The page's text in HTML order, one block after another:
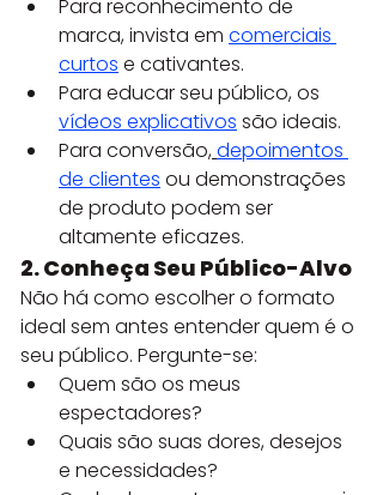
Para reconhecimento de
marca, invista em comerciais
curtos e cativantes.
Para educar seu público, os
vídeos explicativos são ideais.
Para conversão,depoimentos
de clientes ou demonstrações
de produto podem ser
altamente eficazes.
2. Conheça Seu Público-Alvo
Não há como escolher o formato
ideal sem antes entender quem é o
seu público. Pergunte-se:
Quem são os meus
espectadores?
Quais são suas dores, desejos
e necessidades?